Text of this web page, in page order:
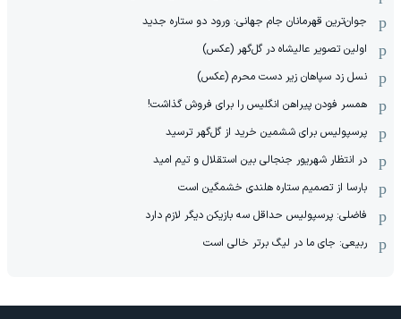
جوان‌ترین قهرمانان جام جهانی: ورود دو ستاره جدید
اولین تصویر عالیشاه در گل‌گهر (عکس)
نسل زد سپاهان زیر دست محرم (عکس)
همسر فودن پیراهن انگلیس را برای فروش گذاشت!
پرسپولیس برای ششمین خرید از گل‌گهر ترسید
در انتظار شهریور جنجالی بین استقلال و تیم امید
بارسا از تصمیم ستاره هلندی خشمگین است
فاضلی: پرسپولیس حداقل سه بازیکن دیگر لازم دارد
ربیعی: جای ما در لیگ برتر خالی است